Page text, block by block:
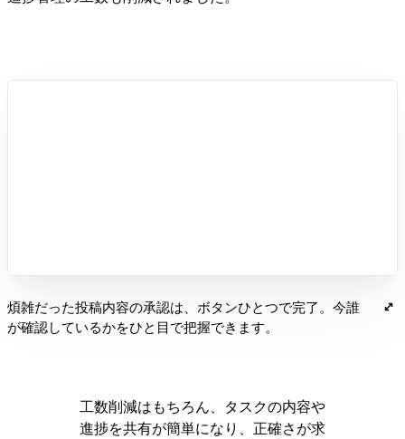
煩雑だった投稿内容の承認は、ボタンひとつで完了。今誰
が確認しているかをひと目で把握できます。
工数削減はもちろん、タスクの内容や
進捗を共有が簡単になり、正確さが求